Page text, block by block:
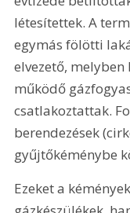
létesítettek. A
egymás fölötti
elvezető, melyben
működő
csatlakoztattak.
berendezések
gyűjtőkéménybe
Ezeket a